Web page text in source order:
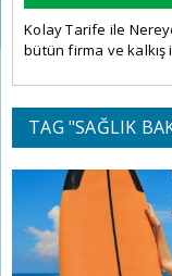
Kolay Tarife ile
bütün firma ve
TAG "SAĞLIK